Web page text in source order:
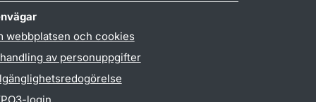
webbplatsen och cookies
av personuppgifter